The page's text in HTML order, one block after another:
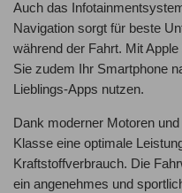
Auch das
Navigation sorgt für beste
während der Fahrt. Mit
Sie zudem Ihr Smartphone
Lieblings-Apps nutzen.
Dank moderner Motoren
Klasse eine optimale
Kraftstoffverbrauch. Die
ein angenehmes und